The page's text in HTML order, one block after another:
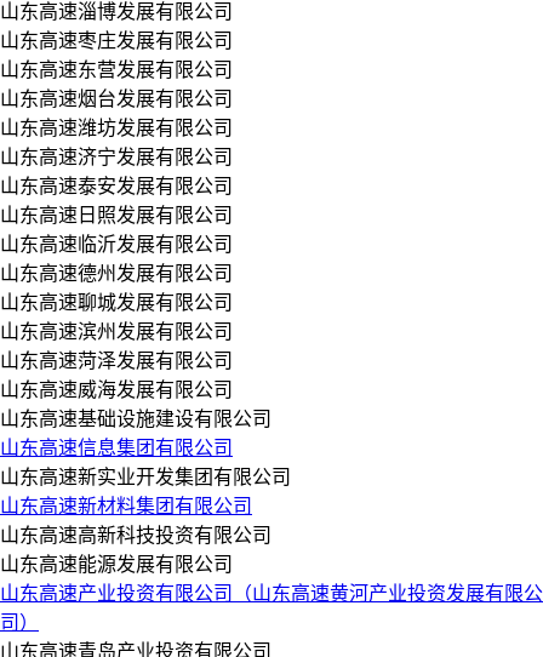
山东高速淄博发展有限公司
山东高速枣庄发展有限公司
山东高速东营发展有限公司
山东高速烟台发展有限公司
山东高速潍坊发展有限公司
山东高速济宁发展有限公司
山东高速泰安发展有限公司
山东高速日照发展有限公司
山东高速临沂发展有限公司
山东高速德州发展有限公司
山东高速聊城发展有限公司
山东高速滨州发展有限公司
山东高速菏泽发展有限公司
山东高速威海发展有限公司
山东高速基础设施建设有限公司
山东高速信息集团有限公司
山东高速新实业开发集团有限公司
山东高速新材料集团有限公司
山东高速高新科技投资有限公司
山东高速能源发展有限公司
山东高速产业投资有限公司（山东高速黄河产业投资发展有限公
司）
山东高速青岛产业投资有限公司